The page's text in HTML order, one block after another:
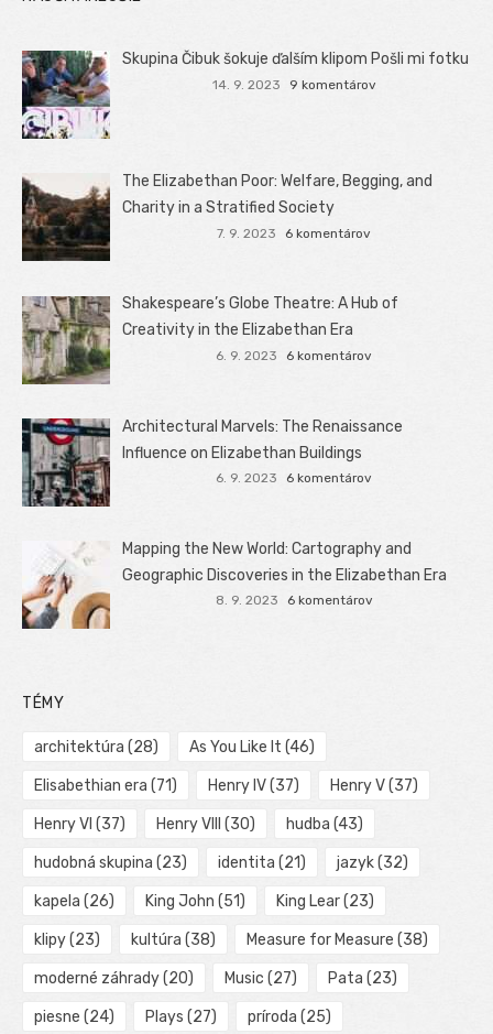
Skupina Čibuk šokuje ďalším klipom Pošli mi fotku
14. 9. 2023 9 komentárov
The Elizabethan Poor: Welfare, Begging, and
Charity in a Stratified Society
7. 9. 2023 6 komentárov
Shakespeare’s Globe Theatre: A Hub of
Creativity in the Elizabethan Era
6. 9. 2023 6 komentárov
Architectural Marvels: The Renaissance
Influence on Elizabethan Buildings
6. 9. 2023 6 komentárov
Mapping the New World: Cartography and
Geographic Discoveries in the Elizabethan Era
8. 9. 2023 6 komentárov
TÉMY
architektúra (28) As You Like It (46)
Elisabethian era (71) Henry IV(37) Henry V(37)
Henry VI (37) Henry VIII (30) hudba (43)
hudobná skupina (23) identita (21) jazyk(32)
kapela (26) King John (51) King Lear(23)
klipy(23) kultúra (38) Measure for Measure (38)
moderné záhrady(20) Music (27) Pata (23)
piesne (24) Plays (27) príroda (25)